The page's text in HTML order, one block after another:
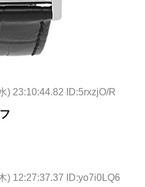
) 23:10:44.82 ID:5rxzjO/R
) 12:27:37.37 ID:yo7i0LQ6